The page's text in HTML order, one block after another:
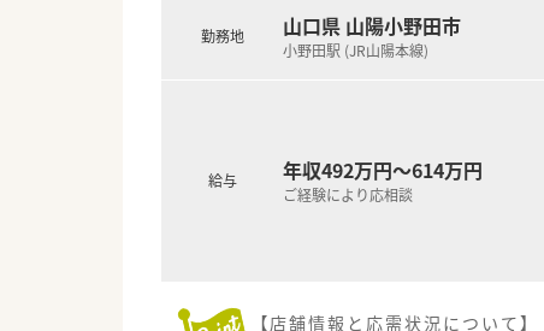
勤務地 山口県 山陽小野田市
小野田駅 (JR山陽本線)
給与 年収492万円～614万円
ご経験により応相談
【店舗情報と応需状況について】